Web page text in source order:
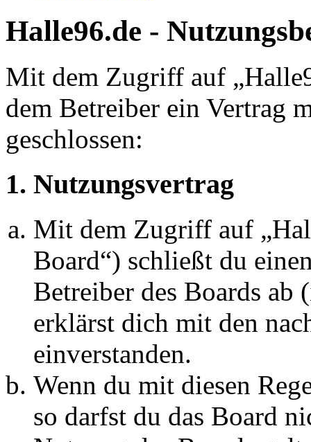
Halle96.de -
Mit dem Zugriff auf
dem Betreiber ein Vertrag
geschlossen:
1. Nutzungsvertrag
Mit dem Zugriff auf
Board“) schließt du
Betreiber des Boards ab
erklärst dich mit den
einverstanden.
Wenn du mit diesen
so darfst du das Board